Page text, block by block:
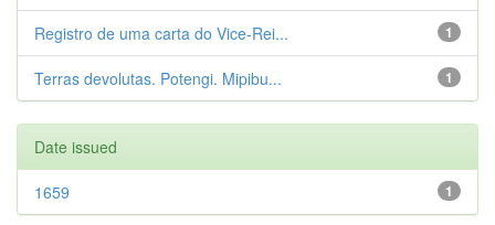
1
Registro de uma carta do Vice-Rei...
1
Terras devolutas. Potengi. Mipibu...
Date issued
1
1659